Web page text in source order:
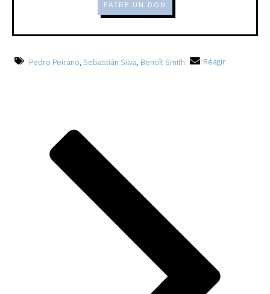
FAIRE UN DON
Pedro Peirano Sebastián Silva Benoît Smith Réagir